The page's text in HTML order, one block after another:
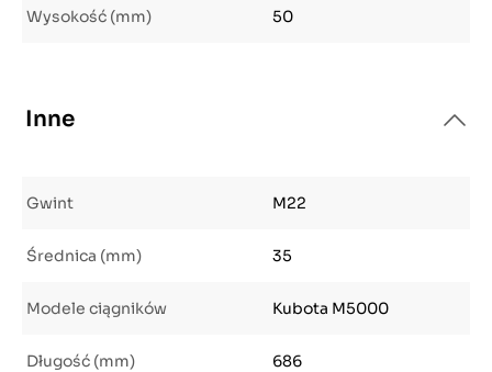
Wysokość (mm) 50
Inne
Gwint M22
Średnica (mm) 35
Modele ciągników Kubota M5000
Długość (mm) 686